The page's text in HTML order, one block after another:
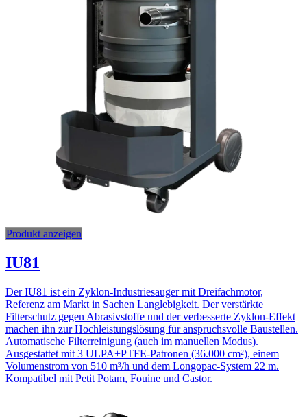
Produkt anzeigen
IU81
Der IU81 ist ein Zyklon-Industriesauger mit Dreifachmotor,
Referenz am Markt in Sachen Langlebigkeit. Der verstärkte
Filterschutz gegen Abrasivstoffe und der verbesserte Zyklon-Effekt
machen ihn zur Hochleistungslösung für anspruchsvolle Baustellen.
Automatische Filterreinigung (auch im manuellen Modus).
Ausgestattet mit 3 ULPA+PTFE-Patronen (36.000 cm²), einem
Volumenstrom von 510 m³/h und dem Longopac-System 22 m.
Kompatibel mit Petit Potam, Fouine und Castor.